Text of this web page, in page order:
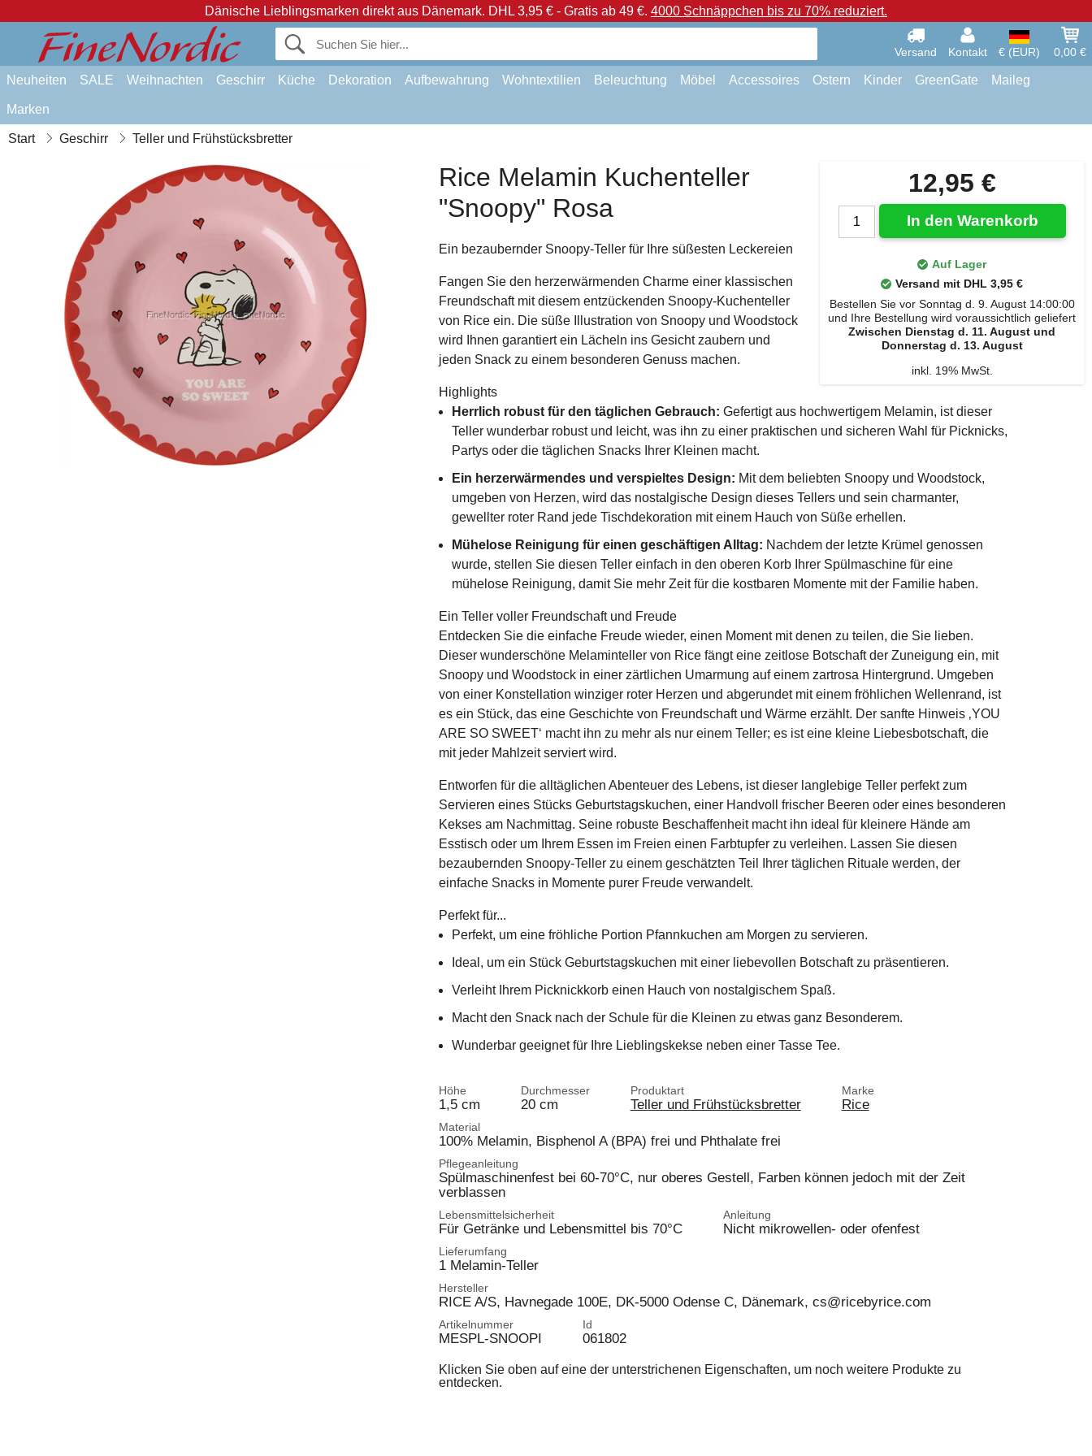
Dänische Lieblingsmarken direkt aus Dänemark. DHL 3,95 € - Gratis ab 49 €. 4000 Schnäppchen bis zu 70% reduziert.
Versand Kontakt € (EUR) 0,00 €
Neuheiten SALE Weihnachten Geschirr Küche Dekoration Aufbewahrung Wohntextilien Beleuchtung Möbel Accessoires Ostern Kinder GreenGate Maileg
Marken
Start Geschirr Teller und Frühstücksbretter
12,95 €
In den Warenkorb
Auf Lager
Versand mit DHL 3,95 €
Bestellen Sie vor Sonntag d. 9. August 14:00:00
und Ihre Bestellung wird voraussichtlich geliefert
Zwischen Dienstag d. 11. August und
Donnerstag d. 13. August
inkl. 19% MwSt.
Rice Melamin Kuchenteller
"Snoopy" Rosa
Ein bezaubernder Snoopy-Teller für Ihre süßesten Leckereien
Fangen Sie den herzerwärmenden Charme einer klassischen
Freundschaft mit diesem entzückenden Snoopy-Kuchenteller
von Rice ein. Die süße Illustration von Snoopy und Woodstock
wird Ihnen garantiert ein Lächeln ins Gesicht zaubern und
jeden Snack zu einem besonderen Genuss machen.
Highlights
Herrlich robust für den täglichen Gebrauch: Gefertigt aus hochwertigem Melamin, ist dieser
Teller wunderbar robust und leicht, was ihn zu einer praktischen und sicheren Wahl für Picknicks,
Partys oder die täglichen Snacks Ihrer Kleinen macht.
Ein herzerwärmendes und verspieltes Design: Mit dem beliebten Snoopy und Woodstock,
umgeben von Herzen, wird das nostalgische Design dieses Tellers und sein charmanter,
gewellter roter Rand jede Tischdekoration mit einem Hauch von Süße erhellen.
Mühelose Reinigung für einen geschäftigen Alltag: Nachdem der letzte Krümel genossen
wurde, stellen Sie diesen Teller einfach in den oberen Korb Ihrer Spülmaschine für eine
mühelose Reinigung, damit Sie mehr Zeit für die kostbaren Momente mit der Familie haben.
Ein Teller voller Freundschaft und Freude
Entdecken Sie die einfache Freude wieder, einen Moment mit denen zu teilen, die Sie lieben.
Dieser wunderschöne Melaminteller von Rice fängt eine zeitlose Botschaft der Zuneigung ein, mit
Snoopy und Woodstock in einer zärtlichen Umarmung auf einem zartrosa Hintergrund. Umgeben
von einer Konstellation winziger roter Herzen und abgerundet mit einem fröhlichen Wellenrand, ist
es ein Stück, das eine Geschichte von Freundschaft und Wärme erzählt. Der sanfte Hinweis ‚YOU
ARE SO SWEET‘ macht ihn zu mehr als nur einem Teller; es ist eine kleine Liebesbotschaft, die
mit jeder Mahlzeit serviert wird.
Entworfen für die alltäglichen Abenteuer des Lebens, ist dieser langlebige Teller perfekt zum
Servieren eines Stücks Geburtstagskuchen, einer Handvoll frischer Beeren oder eines besonderen
Kekses am Nachmittag. Seine robuste Beschaffenheit macht ihn ideal für kleinere Hände am
Esstisch oder um Ihrem Essen im Freien einen Farbtupfer zu verleihen. Lassen Sie diesen
bezaubernden Snoopy-Teller zu einem geschätzten Teil Ihrer täglichen Rituale werden, der
einfache Snacks in Momente purer Freude verwandelt.
Perfekt für...
Perfekt, um eine fröhliche Portion Pfannkuchen am Morgen zu servieren.
Ideal, um ein Stück Geburtstagskuchen mit einer liebevollen Botschaft zu präsentieren.
Verleiht Ihrem Picknickkorb einen Hauch von nostalgischem Spaß.
Macht den Snack nach der Schule für die Kleinen zu etwas ganz Besonderem.
Wunderbar geeignet für Ihre Lieblingskekse neben einer Tasse Tee.
Höhe
1,5 cm
Durchmesser
20 cm
Produktart
Teller und Frühstücksbretter
Marke
Rice
Material
100% Melamin, Bisphenol A (BPA) frei und Phthalate frei
Pflegeanleitung
Spülmaschinenfest bei 60-70°C, nur oberes Gestell, Farben können jedoch mit der Zeit
verblassen
Lebensmittelsicherheit
Für Getränke und Lebensmittel bis 70°C
Anleitung
Nicht mikrowellen- oder ofenfest
Lieferumfang
1 Melamin-Teller
Hersteller
RICE A/S, Havnegade 100E, DK-5000 Odense C, Dänemark, cs@ricebyrice.com
Artikelnummer
MESPL-SNOOPI
Id
061802
Klicken Sie oben auf eine der unterstrichenen Eigenschaften, um noch weitere Produkte zu
entdecken.